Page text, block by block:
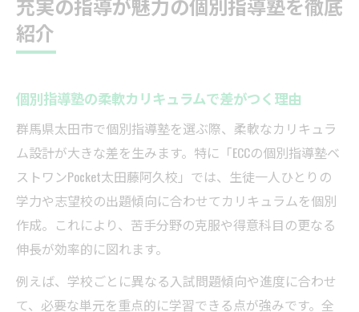
充実の指導が魅力の個別指導塾を徹底
紹介
個別指導塾の柔軟カリキュラムで差がつく理由
群馬県太田市で個別指導塾を選ぶ際、柔軟なカリキュラ
ム設計が大きな差を生みます。特に「ECCの個別指導塾ベ
ストワンPocket太田藤阿久校」では、生徒一人ひとりの
学力や志望校の出題傾向に合わせてカリキュラムを個別
作成。これにより、苦手分野の克服や得意科目の更なる
伸長が効率的に図れます。
例えば、学校ごとに異なる入試問題傾向や進度に合わせ
て、必要な単元を重点的に学習できる点が強みです。全